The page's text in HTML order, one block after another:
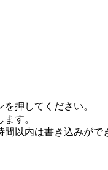
押してください。
す。
以内は書き込みがで